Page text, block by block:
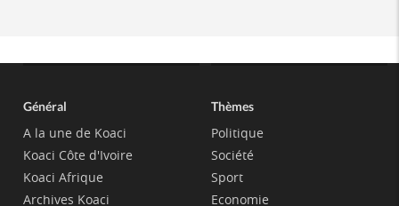
Général
A la une de Koaci
Koaci Côte d'Ivoire
Koaci Afrique
Archives Koaci
Thèmes
Politique
Société
Sport
Economie